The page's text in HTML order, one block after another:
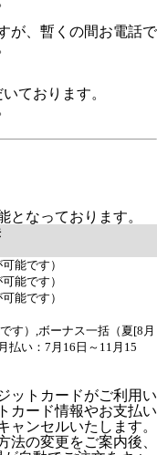
が、暫くの間お電話で
ております。
となっております。
能です）
能です）
能です）
す）,ボーナス一括（夏[8月
払い：7月16日～11月15
ットカードがご利用い
カード情報やお支払い
ャンセルいたします。
法の変更をご案内後、